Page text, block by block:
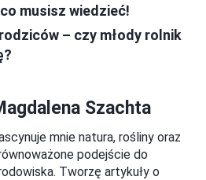
musisz wiedzieć!
– czy młody rolnik
Szachta
mnie natura, rośliny oraz
podejście do
Tworzę artykuły o